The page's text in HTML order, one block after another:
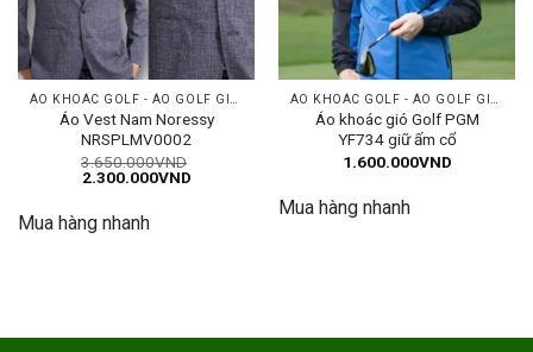
Áo Vest Nam Noressy
NRSPLMV0002
3.650.000VND
Giá
3.650.000VND.
2.300.000VNDGiá
Mua hàng nhanh
Áo khoác gió Golf PGM
YF734 giữ ấm cổ
1.600.000VND
Mua hàng nhanh